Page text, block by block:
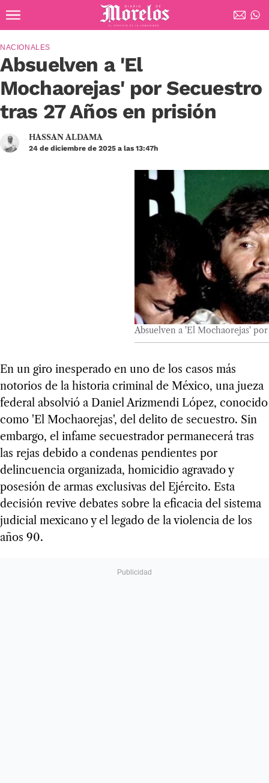
Diario de Morelos
Absuelven a 'El
Mochaorejas' por Secuestro
tras 27 Años en prisión
NACIONALES
HASSAN ALDAMA
24 de diciembre de 2025 a las 13:47h
Absuelven a 'El Mochaorejas'
En un giro inesperado en uno de los casos más
notorios de la historia criminal de México, una jueza
federal absolvió a Daniel Arizmendi López, conocido
como 'El Mochaorejas', del delito de secuestro. Sin
embargo, el infame secuestrador permanecerá tras
las rejas debido a condenas pendientes por
delincuencia organizada, homicidio agravado y
posesión de armas exclusivas del Ejército. Esta
decisión revive debates sobre la eficacia del sistema
judicial mexicano y el legado de la violencia de los
años 90.